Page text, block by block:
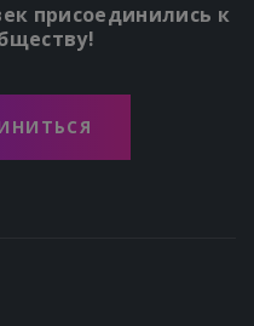
присоединились к